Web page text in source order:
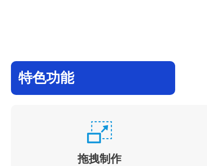
特色功能
拖拽制作